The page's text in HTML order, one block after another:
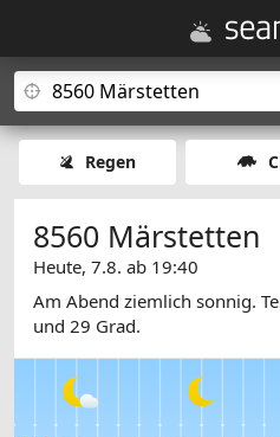
Regen
8560 Märstetten
Heute, 7.8. ab 19:40
Am Abend ziemlich sonnig.
und 29 Grad.